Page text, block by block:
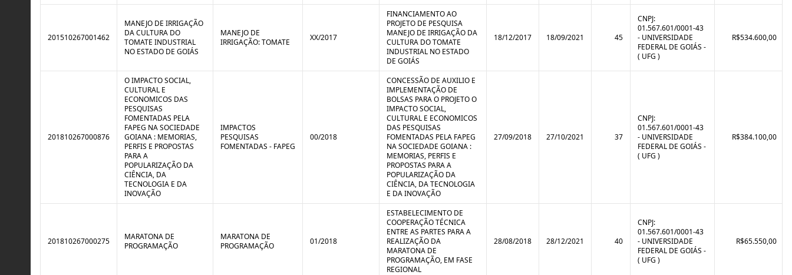
201510267001462
MANEJO DE IRRIGAÇÃO
DA CULTURA DO
TOMATE INDUSTRIAL
NO ESTADO DE GOIÁS
MANEJO DE
IRRIGAÇÃO: TOMATE
XX/2017
FINANCIAMENTO AO
PROJETO DE PESQUISA
MANEJO DE IRRIGAÇÃO DA
CULTURA DO TOMATE
INDUSTRIAL NO ESTADO
DE GOIÁS
18/12/2017 18/09/2021 45
CNPJ:
01.567.601/0001-43
- UNIVERSIDADE
FEDERAL DE GOIÁS -
( UFG )
R$534.600,00
201810267000876
O IMPACTO SOCIAL,
CULTURAL E
ECONOMICOS DAS
PESQUISAS
FOMENTADAS PELA
FAPEG NA SOCIEDADE
GOIANA : MEMORIAS,
PERFIS E PROPOSTAS
PARA A
POPULARIZAÇÃO DA
CIÊNCIA, DA
TECNOLOGIA E DA
INOVAÇÃO
IMPACTOS
PESQUISAS
FOMENTADAS - FAPEG
00/2018
CONCESSÃO DE AUXILIO E
IMPLEMENTAÇÃO DE
BOLSAS PARA O PROJETO O
IMPACTO SOCIAL,
CULTURAL E ECONOMICOS
DAS PESQUISAS
FOMENTADAS PELA FAPEG
NA SOCIEDADE GOIANA :
MEMORIAS, PERFIS E
PROPOSTAS PARA A
POPULARIZAÇÃO DA
CIÊNCIA, DA TECNOLOGIA
E DA INOVAÇÃO
27/09/2018 27/10/2021 37
CNPJ:
01.567.601/0001-43
- UNIVERSIDADE
FEDERAL DE GOIÁS -
( UFG )
R$384.100,00
201810267000275
MARATONA DE
PROGRAMAÇÃO
MARATONA DE
PROGRAMAÇÃO
01/2018
ESTABELECIMENTO DE
COOPERAÇÃO TÉCNICA
ENTRE AS PARTES PARA A
REALIZAÇÃO DA
MARATONA DE
PROGRAMAÇÃO, EM FASE
REGIONAL
28/08/2018 28/12/2021 40
CNPJ:
01.567.601/0001-43
- UNIVERSIDADE
FEDERAL DE GOIÁS -
( UFG )
R$65.550,00